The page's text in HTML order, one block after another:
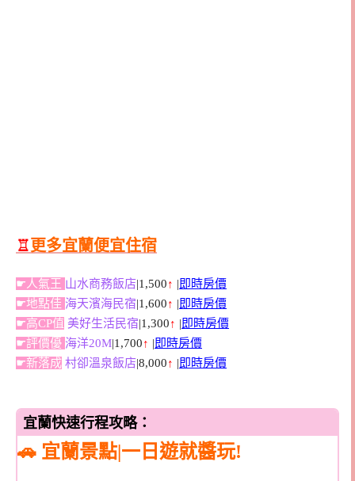
♖ 更多宜蘭便宜住宿
☛人氣王 山水商務飯店|1,500↑ |即時房價
☛地點佳 海天濱海民宿|1,600↑ |即時房價
☛高CP值 美好生活民宿|1,300↑ |即時房價
☛評價優 海洋20M|1,700↑ |即時房價
☛新落成 村卻溫泉飯店|8,000↑ |即時房價
宜蘭快速行程攻略：
🚗 宜蘭景點|一日遊就醬玩!